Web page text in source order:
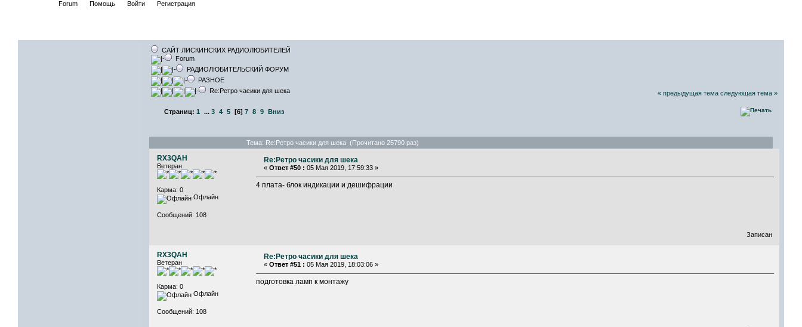
Forum Помощь Войти Регистрация
САЙТ ЛИСКИНСКИХ РАДИОЛЮБИТЕЛЕЙ
Forum
РАДИОЛЮБИТЕЛЬСКИЙ ФОРУМ
РАЗНОЕ
Re:Ретро часики для шека
« предыдущая тема следующая тема »
Страниц: 1 ... 3 4 5 [6] 7 8 9 Вниз
Тема: Re:Ретро часики для шека (Прочитано 25790 раз)
RX3QAH
Ветеран
Карма: 0
Офлайн
Сообщений: 108
Re:Ретро часики для шека
« Ответ #50 : 05 Мая 2019, 17:59:33 »
4 плата- блок индикации и дешифрации
Записан
RX3QAH
Ветеран
Карма: 0
Офлайн
Сообщений: 108
Re:Ретро часики для шека
« Ответ #51 : 05 Мая 2019, 18:03:06 »
подготовка ламп к монтажу